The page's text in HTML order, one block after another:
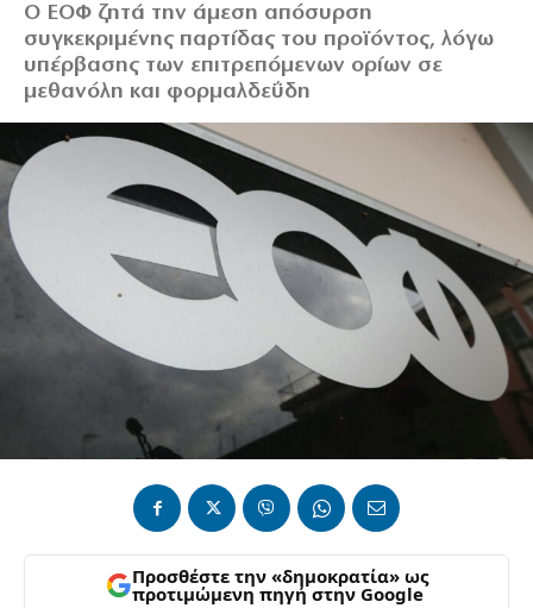
Ο ΕΟΦ ζητά την άμεση απόσυρση
συγκεκριμένης παρτίδας του προϊόντος, λόγω
υπέρβασης των επιτρεπόμενων ορίων σε
μεθανόλη και φορμαλδεΰδη
Προσθέστε την «δημοκρατία» ως
προτιμώμενη πηγή στην Google